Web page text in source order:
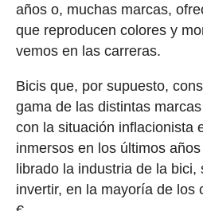
años o, muchas marcas,
que reproducen colores y
vemos en las carreras.
Bicis que, por supuesto,
gama de las distintas
con la situación inflacionista
inmersos en los últimos
librado la industria de la bici,
invertir, en la mayoría de los